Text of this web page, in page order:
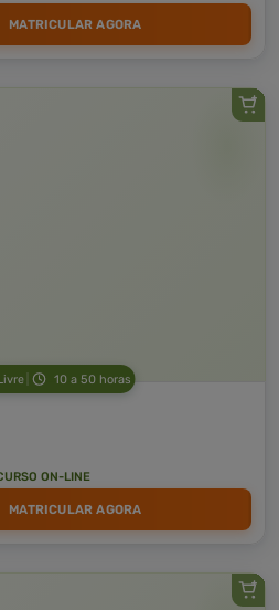
MATRICULAR AGORA
10 a 50 horas
ON-LINE
MATRICULAR AGORA